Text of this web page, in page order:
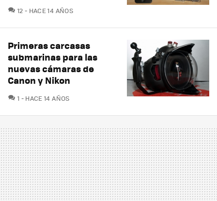
12 COMENTARIOS
HACE 14 AÑOS
Primeras carcasas
submarinas para las
nuevas cámaras de
Canon y Nikon
1 COMENTARIOS
HACE 14 AÑOS